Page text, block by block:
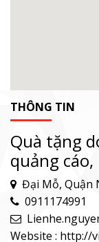
THÔNG TIN
Quà tặng
quảng
Đại Mỗ, Quận
0911174991
Website : http://